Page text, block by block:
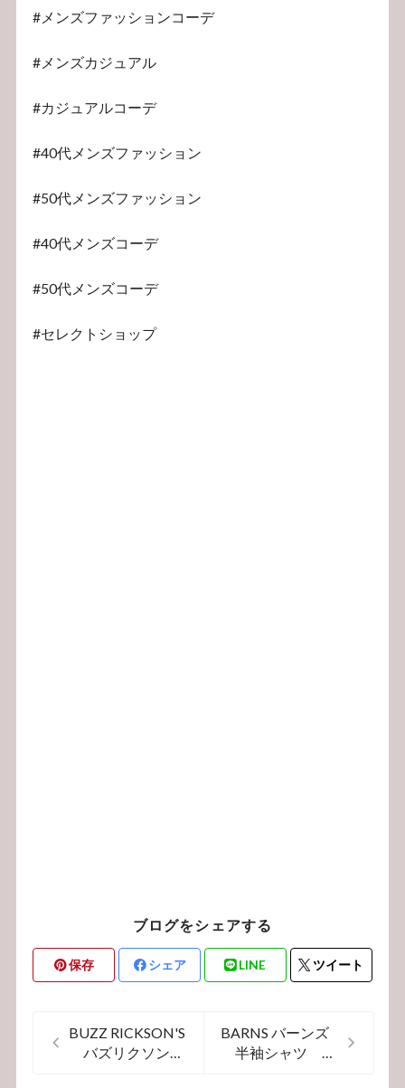
#メンズファッションコーデ
#メンズカジュアル
#カジュアルコーデ
#40代メンズファッション
#50代メンズファッション
#40代メンズコーデ
#50代メンズコーデ
#セレクトショップ
ブログをシェアする
保存 シェア LINE ツイート
BUZZ RICKSON'S
バズリクソン
BARNS バーンズ
半袖シャツ